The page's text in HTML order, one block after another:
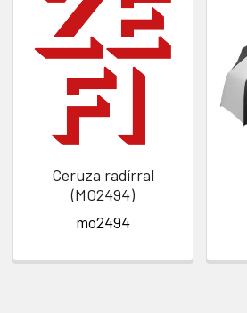
Ceruza radírral
(MO2494)
mo2494